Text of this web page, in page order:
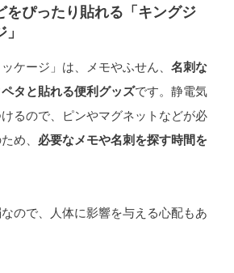
をぴったり貼れる「キングジ
ケージ」は、メモやふせん、 名刺な
タと貼れる便利グッズです。静電気
るので、ピンやマグネットなどが必
め、 必要なメモや名刺を探す時間を
ので、人体に影響を与える心配もあ